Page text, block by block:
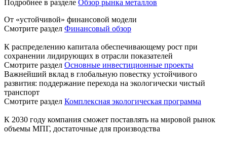
Подробнее в разделе Обзор рынка металлов
От «устойчивой» финансовой модели
Смотрите раздел Финансовый обзор
К распределению капитала обеспечивающему рост при
сохранении лидирующих в отрасли показателей
Смотрите раздел Основные инвестиционные проекты
Важнейший вклад в глобальную повестку устойчивого
развития: поддержание перехода на экологически чистый
транспорт
Смотрите раздел Комплексная экологическая программа
К 2030 году компания сможет поставлять на мировой рынок
объемы МПГ, достаточные для производства